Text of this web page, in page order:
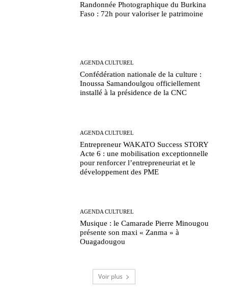
Randonnée Photographique du Burkina
Faso : 72h pour valoriser le patrimoine
AGENDA CULTUREL
Confédération nationale de la culture :
Inoussa Samandoulgou officiellement
installé à la présidence de la CNC
AGENDA CULTUREL
Entrepreneur WAKATO Success STORY
Acte 6 : une mobilisation exceptionnelle
pour renforcer l’entrepreneuriat et le
développement des PME
AGENDA CULTUREL
Musique : le Camarade Pierre Minougou
présente son maxi « Zanma » à
Ouagadougou
Voir plus